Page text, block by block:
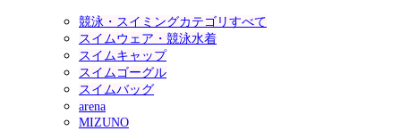
競泳・スイミングカテゴリすべて
スイムウェア・競泳水着
スイムキャップ
スイムゴーグル
スイムバッグ
arena
MIZUNO